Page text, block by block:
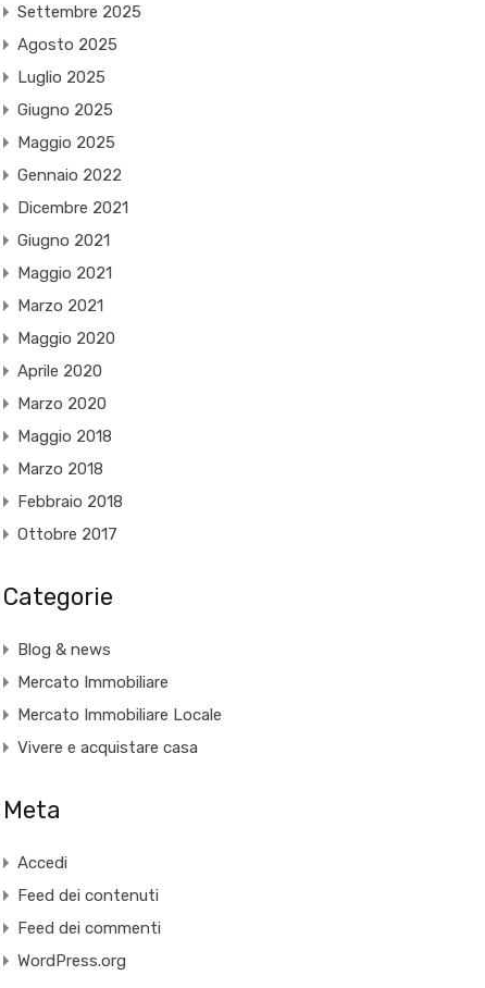
Settembre 2025
Agosto 2025
Luglio 2025
Giugno 2025
Maggio 2025
Gennaio 2022
Dicembre 2021
Giugno 2021
Maggio 2021
Marzo 2021
Maggio 2020
Aprile 2020
Marzo 2020
Maggio 2018
Marzo 2018
Febbraio 2018
Ottobre 2017
Categorie
Blog & news
Mercato Immobiliare
Mercato Immobiliare Locale
Vivere e acquistare casa
Meta
Accedi
Feed dei contenuti
Feed dei commenti
WordPress.org